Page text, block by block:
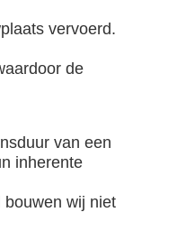
vervoerd.
de
van een
inherente
bouwen wij niet